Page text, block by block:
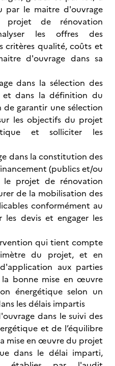
par le maitre d'ouvrage
de rénovation
les offres des
critères qualité, coûts et
d'ouvrage dans sa
dans la sélection des
et dans la définition du
garantir une sélection
les objectifs du projet
et solliciter les
dans la constitution des
(publics et/ou
projet de rénovation
de la mobilisation des
conformément au
les devis et engager les
qui tient compte
du projet, et en
aux parties
la bonne mise en œuvre
énergétique selon un
les délais impartis
dans le suivi des
et de l’équilibre
mise en œuvre du projet
dans le délai imparti,